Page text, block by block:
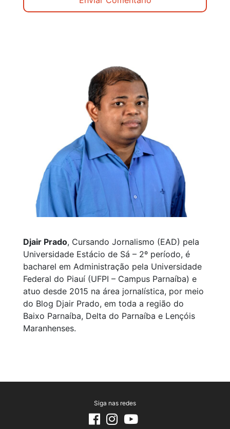
Djair Prado, Cursando Jornalismo (EAD) pela
Universidade Estácio de Sá – 2º período, é
bacharel em Administração pela Universidade
Federal do Piauí (UFPI – Campus Parnaíba) e
atuo desde 2015 na área jornalística, por meio
do Blog Djair Prado, em toda a região do
Baixo Parnaíba, Delta do Parnaíba e Lençóis
Maranhenses.
Siga nas redes